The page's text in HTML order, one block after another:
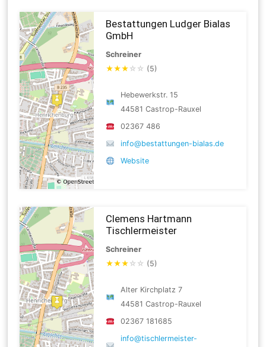
Bestattungen Ludger Bialas
GmbH
Schreiner
★★★ ☆ ☆ (5)
Hebewerkstr. 15
44581 Castrop-Rauxel
02367 486
info@bestattungen-bialas.de
Website
Clemens Hartmann
Tischlermeister
Schreiner
★★★ ☆ ☆ (5)
Alter Kirchplatz 7
44581 Castrop-Rauxel
02367 181685
info@tischlermeister-